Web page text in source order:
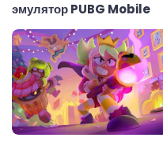
эмулятор PUBG Mobile